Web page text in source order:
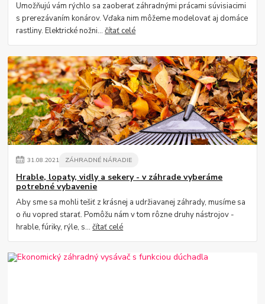
Umožňujú vám rýchlo sa zaoberať záhradnými prácami súvisiacimi
s prerezávaním konárov. Vďaka nim môžeme modelovať aj domáce
rastliny. Elektrické nožni...čítať celé
31.08.2021 ZÁHRADNÉ NÁRADIE
Hrable, lopaty, vidly a sekery - v záhrade vyberáme
potrebné vybavenie
Aby sme sa mohli tešiť z krásnej a udržiavanej záhrady, musíme sa
o ňu vopred starať. Pomôžu nám v tom rôzne druhy nástrojov -
hrable, fúriky, rýle, s...čítať celé